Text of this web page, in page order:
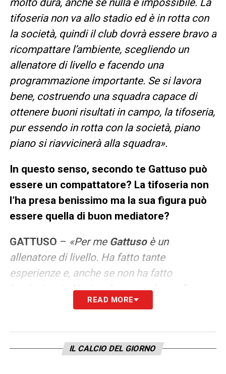
tifoseria non va allo stadio ed è in rotta con
la società, quindi il club dovrà essere bravo a
ricompattare l’ambiente, scegliendo un
allenatore di livello e facendo una
programmazione importante. Se si lavora
bene, costruendo una squadra capace di
ottenere buoni risultati in campo, la tifoseria,
pur essendo in rotta con la società, piano
piano si riavvicinerà alla squadra».
In questo senso, secondo te Gattuso può
essere un compattatore? La tifoseria non
l’ha presa benissimo ma la sua figura può
essere quella di buon mediatore?
GATTUSO – «Per me Gattusoè un
allenatore di livello. Ha fatto tante
esperienze e, anche se non ha fatto
benissimo in Nazionale, secondo me lì era
molto difficile fare bene, considerando il
allenatore avrebbe fatto fatica. Credo che
possa fare bene in questo ambiente. È un
READ MORE
IL CALCIO DEL GIORNO